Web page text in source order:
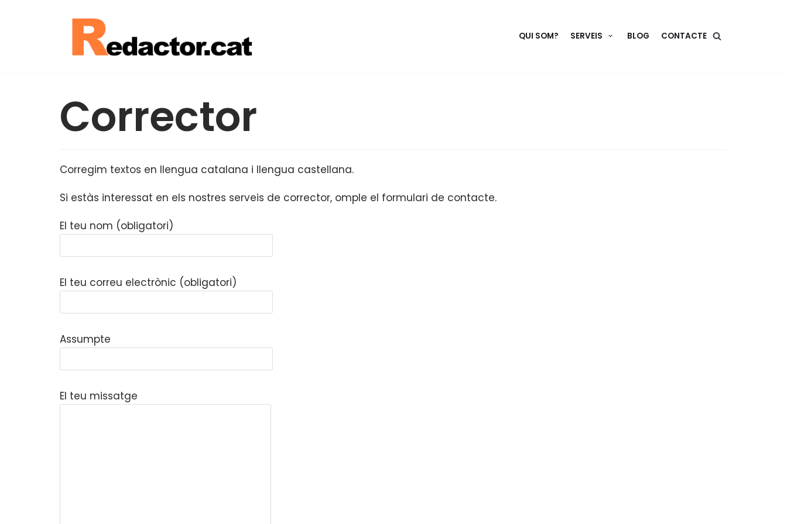
QUI SOM? SERVEIS BLOG CONTACTE
Corrector
Corregim textos en llengua catalana i llengua castellana.
Si estàs interessat en els nostres serveis de corrector, omple el formulari de contacte.
El teu nom (obligatori)
El teu correu electrònic (obligatori)
Assumpte
El teu missatge